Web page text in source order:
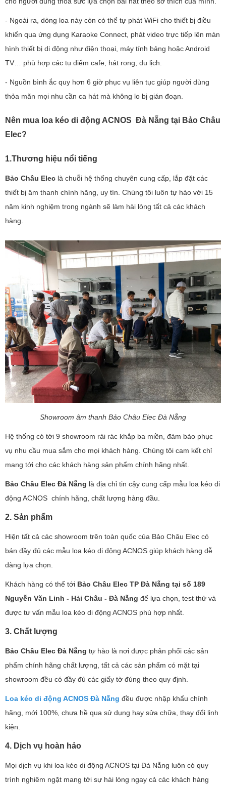
- Ngoài ra, dòng loa này còn có thể tự phát WiFi cho thiết bị điều
khiển qua ứng dụng Karaoke Connect, phát video trực tiếp lên màn
hình thiết bị di động như điện thoại, máy tính bảng hoặc Android
TV… phù hợp các tụ điểm cafe, hát rong, du lịch.
- Nguồn bình ắc quy hơn 6 giờ phục vụ liên tục giúp người dùng
thỏa mãn mọi nhu cần ca hát mà không lo bị gián đoạn.
Nên mua loa kéo di động ACNOS Đà Nẵng tại Bảo Châu
Elec?
1.Thương hiệu nổi tiếng
Bảo Châu Elec là chuỗi hệ thống chuyên cung cấp, lắp đặt các
thiết bị âm thanh chính hãng, uy tín. Chúng tôi luôn tự hào với 15
năm kinh nghiệm trong ngành sẽ làm hài lòng tất cả các khách
hàng.
Showroom âm thanh Bảo Châu Elec Đà Nẵng
Hệ thống có tới 9 showroom rải rác khắp ba miền, đảm bảo phục
vụ nhu cầu mua sắm cho mọi khách hàng. Chúng tôi cam kết chỉ
mang tới cho các khách hàng sản phẩm chính hãng nhất.
Bảo Châu Elec Đà Nẵng là địa chỉ tin cậy cung cấp mẫu loa kéo di
động ACNOS chính hãng, chất lượng hàng đầu.
2. Sản phẩm
Hiện tất cả các showroom trên toàn quốc của Bảo Châu Elec có
bán đầy đủ các mẫu loa kéo di động ACNOS giúp khách hàng dễ
dàng lựa chọn.
Khách hàng có thể tới Bảo Châu Elec TP Đà Nẵng tại số 189
Nguyễn Văn Linh - Hải Châu - Đà Nẵng để lựa chọn, test thử và
được tư vấn mẫu loa kéo di động ACNOS phù hợp nhất.
3. Chất lượng
Bảo Châu Elec Đà Nẵng tự hào là nơi được phân phối các sản
phẩm chính hãng chất lượng, tất cả các sản phẩm có mặt tại
showroom đều có đầy đủ các giấy tờ đúng theo quy định.
Loa kéo di động ACNOS Đà Nẵng đều được nhập khẩu chính
hãng, mới 100%, chưa hề qua sử dụng hay sửa chữa, thay đổi linh
kiện.
4. Dịch vụ hoàn hảo
Mọi dịch vụ khi loa kéo di động ACNOS tại Đà Nẵng luôn có quy
trình nghiêm ngặt mang tới sự hài lòng ngay cả các khách hàng